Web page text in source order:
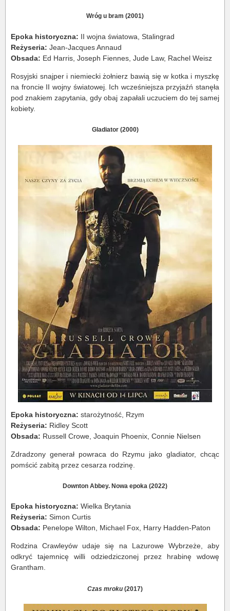
Wróg u bram (2001)
Epoka historyczna: II wojna światowa, Stalingrad
Reżyseria: Jean-Jacques Annaud
Obsada: Ed Harris, Joseph Fiennes, Jude Law, Rachel Weisz
Rosyjski snajper i niemiecki żołnierz bawią się w kotka i myszkę
na froncie II wojny światowej. Ich wcześniejsza przyjaźń stanęła
pod znakiem zapytania, gdy obaj zapałali uczuciem do tej samej
kobiety.
Gladiator (2000)
Epoka historyczna: starożytność, Rzym
Reżyseria: Ridley Scott
Obsada: Russell Crowe, Joaquin Phoenix, Connie Nielsen
Zdradzony generał powraca do Rzymu jako gladiator, chcąc
pomścić zabitą przez cesarza rodzinę.
Downton Abbey. Nowa epoka (2022)
Epoka historyczna: Wielka Brytania
Reżyseria: Simon Curtis
Obsada: Penelope Wilton, Michael Fox, Harry Hadden-Paton
Rodzina Crawleyów udaje się na Lazurowe Wybrzeże, aby
odkryć tajemnicę willi odziedziczonej przez hrabinę wdowę
Grantham.
Czas mroku (2017)